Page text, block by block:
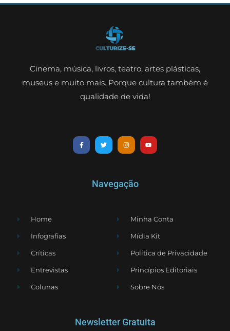
Cinema, música, livros, teatro, artes plásticas,
museus e muito mais. Porque cultura também é
qualidade de vida!
Navegação
Home
Infografias
Críticas
Entrevistas
Colunas
Minha Conta
Mídia Kit
Política de Privacidade
Princípios Editoriais
Sobre Nós
Newsletter Gratuita